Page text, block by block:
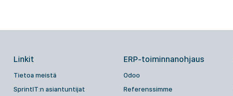
Linkit
Tietoa meistä
SprintIT:n asiantuntijat
ERP-toiminnanohjaus
Odoo
Referenssimme